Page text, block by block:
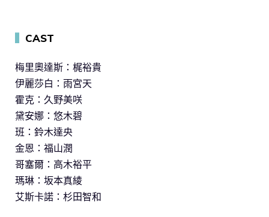
CAST
梅里奧達斯：梶裕貴
伊麗莎白：雨宮天
霍克：久野美咲
黛安娜：悠木碧
班：鈴木達央
金恩：福山潤
哥塞爾：高木裕平
瑪琳：坂本真綾
艾斯卡諾：杉田智和